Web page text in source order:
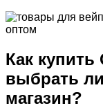
Как купить
выбрать
магазин?